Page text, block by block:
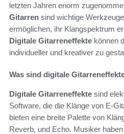
letzten Jahren enorm
Gitarren sind wichtige
ermöglichen, ihr Klangspektrum
Digitale Gitarreneffekte können
individueller und kreativer zu
Was sind digitale
Digitale Gitarreneffekte sind
Software, die die Klänge von E-
bieten eine breite Palette von
Reverb, und Echo. Musiker